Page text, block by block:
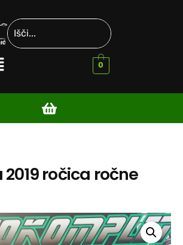
0
2019 ročica ročne